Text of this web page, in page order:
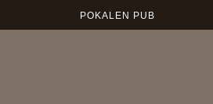
POKALEN PUB